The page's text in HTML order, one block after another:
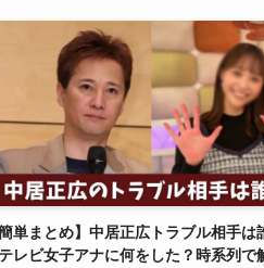
簡単まとめ】中居正広トラブル相手は
レビ女子アナに何をした？時系列で